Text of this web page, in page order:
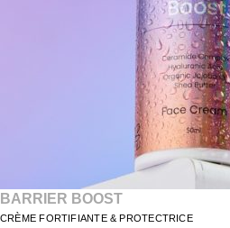
BARRIER BOOST
CRÈME FORTIFIANTE & PROTECTRICE